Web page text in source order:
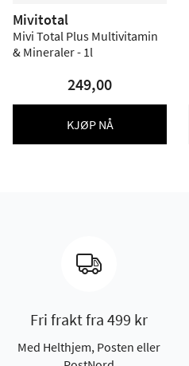
Mivitotal
Mivi Total Plus Multivitamin
& Mineraler - 1l
249,00
KJØP NÅ
Fri frakt fra 499 kr
Med Helthjem, Posten eller